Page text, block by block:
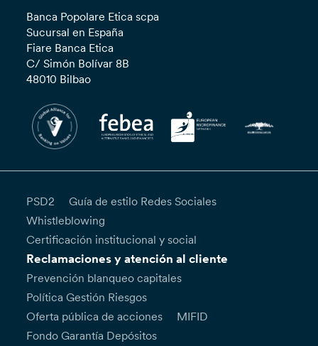
Banca Popolare Etica scpa
Sucursal en España
Fiare Banca Etica
C/ Simón Bolívar 8B
48010 Bilbao
PSD2
Guía de estilo Redes Sociales
Whistleblowing
Certificación institucional y social
Reclamaciones y atención al cliente
Prevención blanqueo capitales
Política Gestión Riesgos
Oferta pública de acciones
MIFID
Fondo Garantía Depósitos